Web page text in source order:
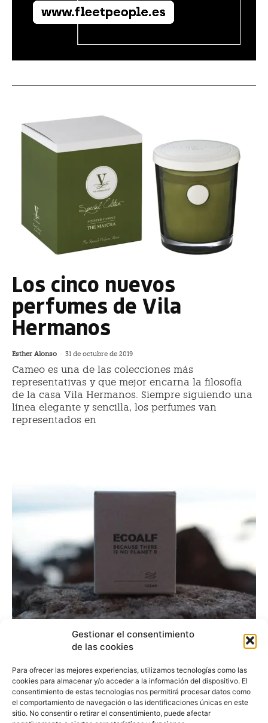
Gestionar el consentimiento
de las cookies
Para ofrecer las mejores experiencias, utilizamos tecnologías como las
cookies para almacenar y/o acceder a la información del dispositivo. El
consentimiento de estas tecnologías nos permitirá procesar datos como
el comportamiento de navegación o las identificaciones únicas en este
sitio. No consentir o retirar el consentimiento, puede afectar
Los cinco nuevos
perfumes de Vila
Hermanos
Esther Alonso - 31 de octubre de 2019
Cameo es una de las colecciones más
representativas y que mejor encarna la filosofía
de la casa Vila Hermanos. Siempre siguiendo una
línea elegante y sencilla, los perfumes van
representados en
Vila Hermanos
transforma en vela el
océano, la tierra y el
aire, para Ecoalf